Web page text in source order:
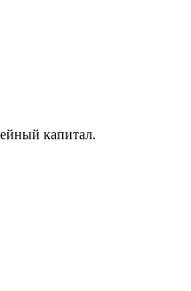
капитал.